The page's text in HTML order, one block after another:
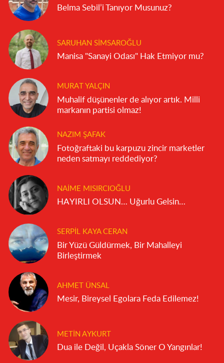
Belma Sebil’i Tanıyor Musunuz?
SARUHAN SIMSAROĞLU
Manisa "Sanayi Odası" Hak Etmiyor mu?
MURAT YALÇIN
Muhalif düşünenler de alıyor artık. Milli
markanın partisi olmaz!
NAZIM ŞAFAK
Fotoğraftaki bu karpuzu zincir marketler
neden satmayı reddediyor?
NAIME MISIRCIOĞLU
HAYIRLI OLSUN… Uğurlu Gelsin…
SERPIL KAYA CERAN
Bir Yüzü Güldürmek, Bir Mahalleyi
Birleştirmek
AHMET ÜNSAL
Mesir, Bireysel Egolara Feda Edilemez!
METIN AYKURT
Dua ile Değil, Uçakla Söner O Yangınlar!